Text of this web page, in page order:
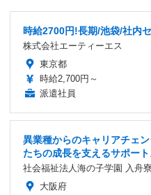
時給2700円!長期/池袋/社内
株式会社エーティーエス
東京都
時給2,700円～
派遣社員
異業種からのキャリアチェ
たちの成長を支えるサポー
社会福祉法人海の子学園 入舟寮
大阪府